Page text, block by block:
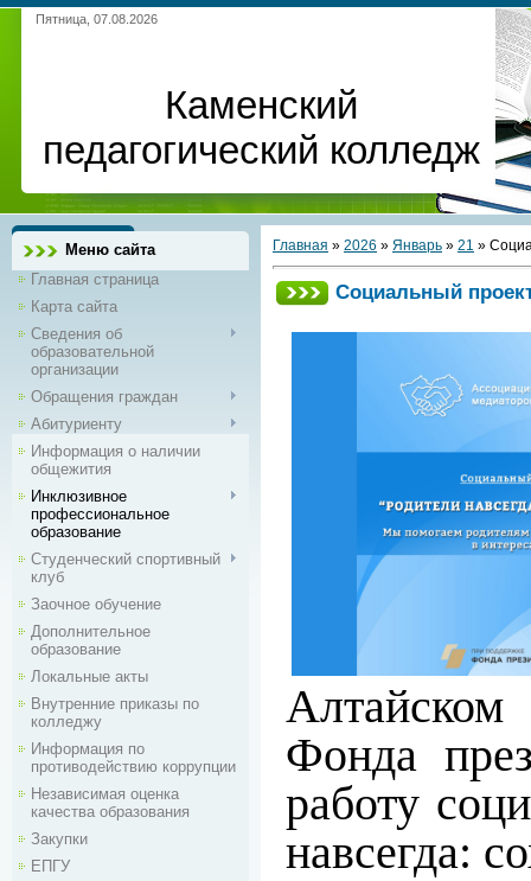
Пятница, 07.08.2026
Каменский
педагогический колледж
Меню сайта
Главная страница
Карта сайта
Сведения об
образовательной
организации
Обращения граждан
Абитуриенту
Информация о наличии
общежития
Инклюзивное
профессиональное
образование
Студенческий спортивный
клуб
Заочное обучение
Дополнительное
образование
Локальные акты
Внутренние приказы по
колледжу
Информация по
противодействию коррупции
Независимая оценка
качества образования
Закупки
ЕПГУ
Главная » 2026 » Январь » 21 »
Социальный
Фонда
работу
навсегда: